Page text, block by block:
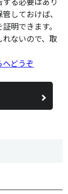
しておけば、
明できます。
ないので、取
どうぞ